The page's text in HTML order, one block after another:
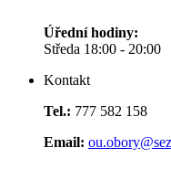
Úřední hodiny:
Středa 18:00 - 20:00
Kontakt
Tel.: 777 582 158
Email: